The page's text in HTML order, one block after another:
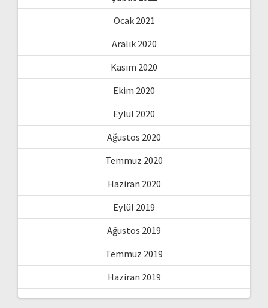
Ocak 2021
Aralık 2020
Kasım 2020
Ekim 2020
Eylül 2020
Ağustos 2020
Temmuz 2020
Haziran 2020
Eylül 2019
Ağustos 2019
Temmuz 2019
Haziran 2019